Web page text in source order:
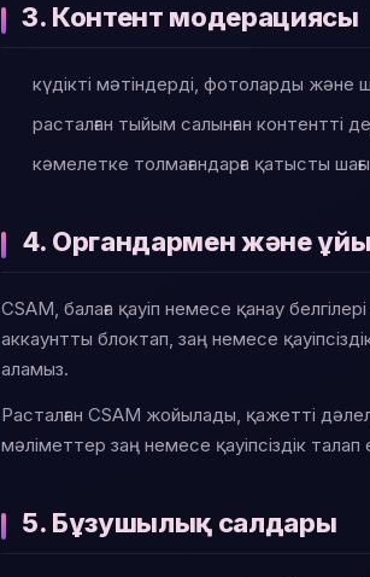
3. Контент модерациясы
күдікті мәтіндерді, фотоларды
расталған тыйым салынған контентті
кәмелетке толмағандарға қатысты
4. Органдармен және
CSAM, балаға қауіп немесе қанау
аккаунтты блоктап, заң немесе
аламыз.
Расталған CSAM жойылады, қажетті
мәліметтер заң немесе қауіпсіздік талап
5. Бұзушылық салдары